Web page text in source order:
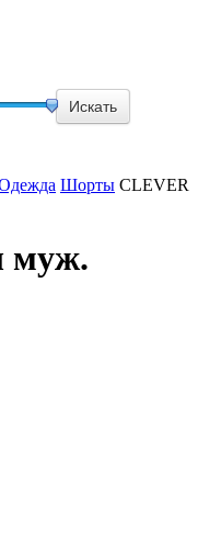
Шорты CLEVER
муж.